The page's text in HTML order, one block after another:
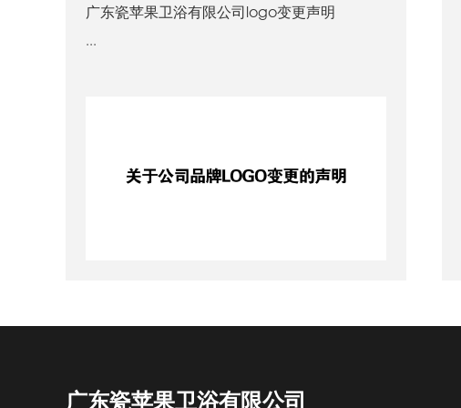
广东瓷苹果卫浴有限公司logo变更声明
...
广东瓷苹果卫浴有限公司